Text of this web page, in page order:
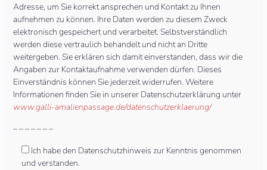
Adresse, um Sie korrekt ansprechen und Kontakt zu Ihnen
aufnehmen zu können. Ihre Daten werden zu diesem Zweck
elektronisch gespeichert und verarbeitet. Selbstverständlich
werden diese vertraulich behandelt und nicht an Dritte
weitergeben. Sie erklären sich damit einverstanden, dass wir die
Angaben zur Kontaktaufnahme verwenden dürfen. Dieses
Einverständnis können Sie jederzeit widerrufen. Weitere
Informationen finden Sie in unserer Datenschutzerklärung unter
www.galli-amalienpassage.de/datenschutzerklaerung/
– – – – – – –
Ich habe den Datenschutzhinweis zur Kenntnis genommen
und verstanden.